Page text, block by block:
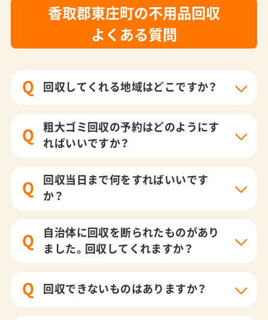
香取郡東庄町の不用品回収
よくある質問
Q 回収してくれる地域はどこですか？
Q
粗大ゴミ回収の予約はどのようにす
ればいいですか？
Q
回収当日まで何をすればいいです
か？
Q
自治体に回収を断られたものがあり
ました。回収してくれますか？
Q 回収できないものはありますか？